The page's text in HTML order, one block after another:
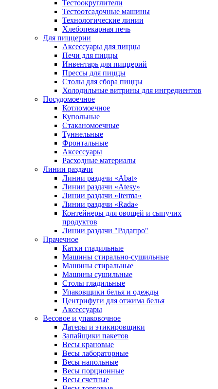
Тестоокруглители
Тестоотсадочные машины
Технологические линии
Хлебопекарная печь
Для пиццерии
Аксессуары для пиццы
Печи для пиццы
Инвентарь для пиццерий
Прессы для пиццы
Столы для сбора пиццы
Холодильные витрины для ингредиентов
Посудомоечное
Котломоечное
Купольные
Стаканомоечные
Туннельные
Фронтальные
Аксессуары
Расходные материалы
Линии раздачи
Линии раздачи «Abat»
Линии раздачи «Atesy»
Линии раздачи «Iterma»
Линии раздачи «Rada»
Контейнеры для овощей и сыпучих
продуктов
Линии раздачи "Радапро"
Прачечное
Катки гладильные
Машины стирально-сушильные
Машины стиральные
Машины сушильные
Столы гладильные
Упаковщики белья и одежды
Центрифуги для отжима белья
Аксессуары
Весовое и упаковочное
Датеры и этикировщики
Запайщики пакетов
Весы крановые
Весы лабораторные
Весы напольные
Весы порционные
Весы счетные